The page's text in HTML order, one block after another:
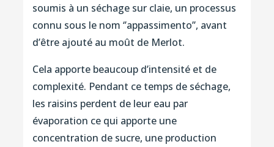
soumis à un séchage sur claie, un processus
connu sous le nom ‘’appassimento’’, avant
d’être ajouté au moût de Merlot.
Cela apporte beaucoup d’intensité et de
complexité. Pendant ce temps de séchage,
les raisins perdent de leur eau par
évaporation ce qui apporte une
concentration de sucre, une production